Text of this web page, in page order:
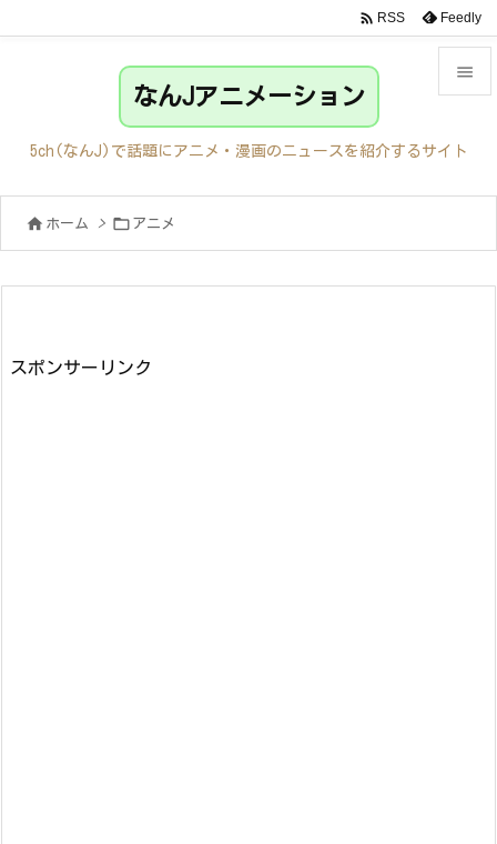

サイド
前へ

 RSS Feedly
なんJアニメーション
5ch(なんJ)で話題にアニメ・漫画のニュースを紹介するサイト
 ホーム >  アニメ
スポンサーリンク